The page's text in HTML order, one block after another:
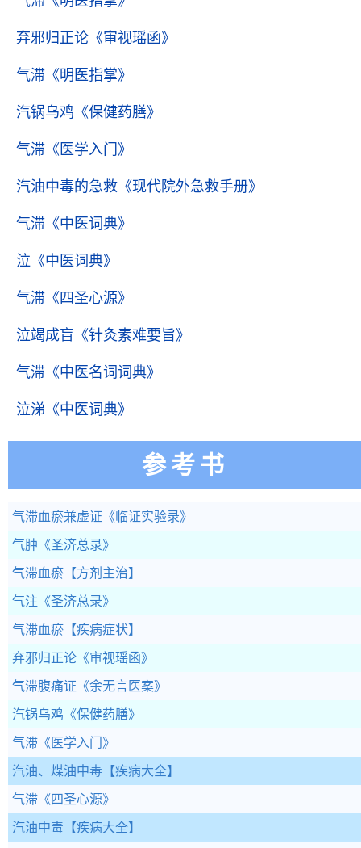
弃邪归正论 《审视瑶函》
气滞 《明医指掌》
汽锅乌鸡 《保健药膳》
气滞 《医学入门》
汽油中毒的急救 《现代院外急救手册》
气滞 《中医词典》
泣 《中医词典》
气滞 《四圣心源》
泣竭成盲 《针灸素难要旨》
气滞 《中医名词词典》
泣涕 《中医词典》
参考书
气滞血瘀兼虚证 《临证实验录》
气肿 《圣济总录》
气滞血瘀 【方剂主治】
气注 《圣济总录》
气滞血瘀 【疾病症状】
弃邪归正论 《审视瑶函》
气滞腹痛证 《余无言医案》
汽锅乌鸡 《保健药膳》
气滞 《医学入门》
汽油、煤油中毒 【疾病大全】
气滞 《四圣心源》
汽油中毒 【疾病大全】